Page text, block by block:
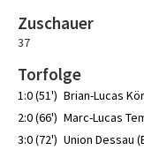
Zuschauer
37
Torfolge
1:0 (51') Brian-Lucas
2:0 (66') Marc-Lucas
3:0 (72') Union Dessau